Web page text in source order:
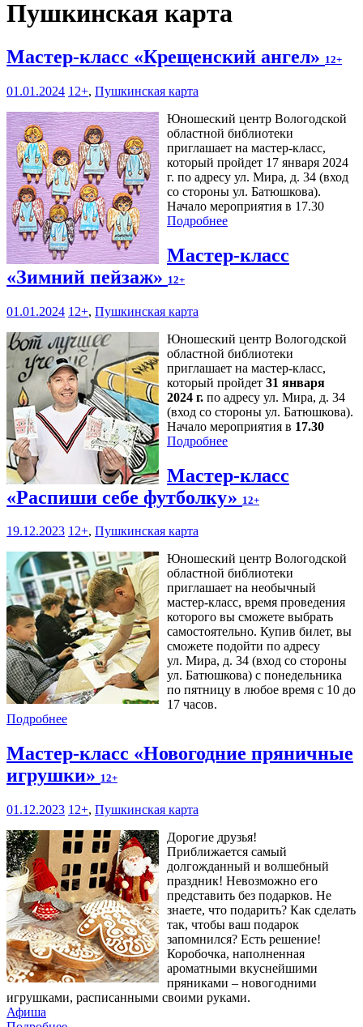
Пушкинская карта
Мастер-класс «Крещенский ангел» 12+
01.01.2024 12+, Пушкинская карта
Юношеский центр Вологодской
областной библиотеки
приглашает на мастер-класс,
который пройдет 17 января 2024
г. по адресу ул. Мира, д. 34 (вход
со стороны ул. Батюшкова).
Начало мероприятия в 17.30
Подробнее
Мастер-класс
«Зимний пейзаж» 12+
01.01.2024 12+, Пушкинская карта
Юношеский центр Вологодской
областной библиотеки
приглашает на мастер-класс,
который пройдет 31 января
2024 г. по адресу ул. Мира, д. 34
(вход со стороны ул. Батюшкова).
Начало мероприятия в 17.30
Подробнее
Мастер-класс
«Распиши себе футболку» 12+
19.12.2023 12+, Пушкинская карта
Юношеский центр Вологодской
областной библиотеки
приглашает на необычный
мастер-класс, время проведения
которого вы сможете выбрать
самостоятельно. Купив билет, вы
сможете подойти по адресу
ул. Мира, д. 34 (вход со стороны
ул. Батюшкова) с понедельника
по пятницу в любое время с 10 до
17 часов.
Подробнее
Мастер-класс «Новогодние пряничные
игрушки» 12+
01.12.2023 12+, Пушкинская карта
Дорогие друзья!
Приближается самый
долгожданный и волшебный
праздник! Невозможно его
представить без подарков. Не
знаете, что подарить? Как сделать
так, чтобы ваш подарок
запомнился? Есть решение!
Коробочка, наполненная
ароматными вкуснейшими
пряниками – новогодними
игрушками, расписанными своими руками.
Афиша